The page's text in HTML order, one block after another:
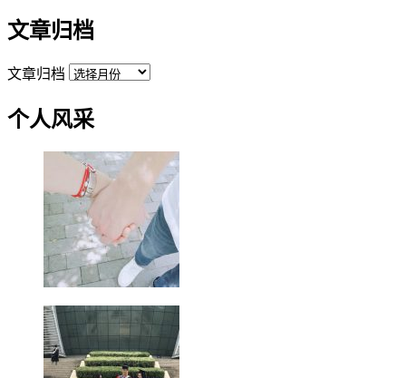
文章归档
文章归档
个人风采